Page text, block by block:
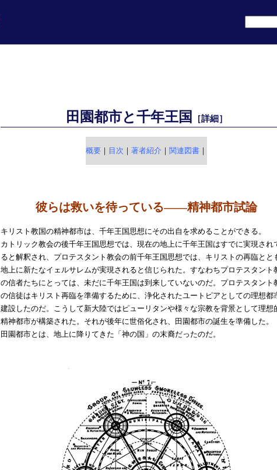
田園都市と千年王国 ［詳細］
概要 ｜ 目次 ｜ 著者紹介 ｜ 関連図書 ｜
彼らは救いを待っている——精神都市試論
キリスト教国の精神都市は、千年王国思想にその出自を求めることができる。
カトリック教会の後千年王国思想では、現在の地上に千年王国はすでに実現され
ると解釈され、プロテスタント教会の前千年王国思想では、キリストの再臨とと
地上に新たなイェルサレムが実現されると信じられた。すなわちプロテスタント
の信者たちにとっては、未だに千年王国は到来していないのだ。プロテスタント
の信徒はキリスト再臨を準備するために、浄化されたユートピアとしての理想都
建設したのだ。こうして新大陸ではピューリタンや様々な宗教を背景として理想
精神都市が構築された。それが後年に世俗化され、田園都市の誕生を準備した。
田園都市とは、地上に降りてきた「神の国」の末裔だったのだ。